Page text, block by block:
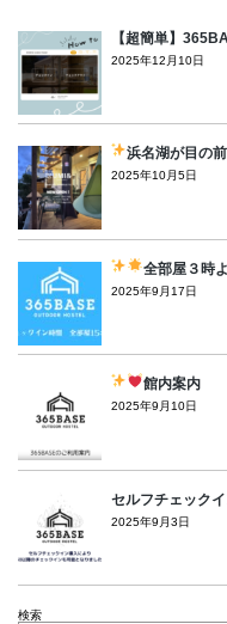
【超簡単】
2025年12月10日
浜名湖が目の
2025年10月5日
全部屋３時
2025年9月17日
館内案内
2025年9月10日
セルフチェック
2025年9月3日
検索